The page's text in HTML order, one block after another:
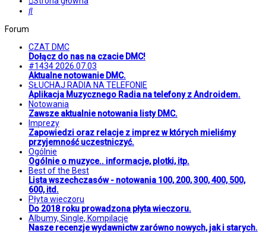
Szukaj
Forum
CZAT DMC
Dołącz do nas na czacie DMC!
#1434 2026.07.03
Aktualne notowanie DMC.
SŁUCHAJ RADIA NA TELEFONIE
Aplikacja Muzycznego Radia na telefony z Androidem.
Notowania
Zawsze aktualnie notowania listy DMC.
Imprezy
Zapowiedzi oraz relacje z imprez w których mieliśmy
przyjemność uczestniczyć.
Ogólnie
Ogólnie o muzyce.. informacje, plotki, itp.
Best of the Best
Lista wszechczasów - notowania 100, 200, 300, 400, 500,
600, itd.
Płyta wieczoru
Do 2018 roku prowadzona płyta wieczoru.
Albumy, Single, Kompilacje
Nasze recenzje wydawnictw zarówno nowych, jak i starych.